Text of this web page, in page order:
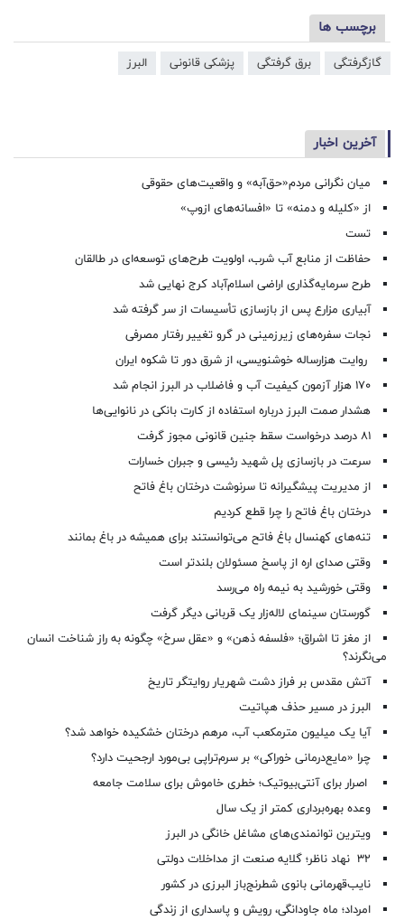
برچسب ها
گازگرفتگی برق گرفتگی پزشکی قانونی البرز
آخرین اخبار
میان نگرانی مردم«حق‌آبه» و واقعیت‌های حقوقی
از «کلیله و دمنه» تا «افسانه‌های ازوپ»
تست
حفاظت از منابع آب شرب، اولویت طرح‌های توسعه‌ای در طالقان
طرح سرمایه‌گذاری اراضی اسلام‌آباد کرج نهایی شد
آبیاری مزارع پس از بازسازی تأسیسات از سر گرفته شد
نجات سفره‌های زیرزمینی در گرو تغییر رفتار مصرفی
روایت هزارساله خوشنویسی، از شرق دور تا شکوه ایران
۱۷۰ هزار آزمون کیفیت آب و فاضلاب در البرز انجام شد
هشدار صمت البرز درباره استفاده از کارت بانکی در نانوایی‌ها
۸۱ درصد درخواست‌ سقط جنین قانونی مجوز گرفت
سرعت در بازسازی پل شهید رئیسی و جبران خسارات
از مدیریت پیشگیرانه تا سرنوشت درختان باغ فاتح
درختان باغ فاتح را چرا قطع کردیم
تنه‌های کهنسال باغ فاتح می‌توانستند برای همیشه در باغ بمانند
وقتی صدای اره از پاسخ مسئولان بلندتر است
وقتی خورشید به نیمه راه می‌رسد
گورستان سینمای لاله‌زار یک قربانی دیگر گرفت
از مغز تا اشراق؛ «فلسفه ذهن» و «عقل سرخ» چگونه به راز شناخت انسان
می‌نگرند؟
آتش مقدس بر فراز دشت شهریار روایتگر تاریخ
البرز در مسیر حذف هپاتیت
آیا یک میلیون مترمکعب آب، مرهم درختان خشکیده خواهد شد؟
چرا «مایع‌درمانی خوراکی» بر سرم‌تراپی بی‌مورد ارجحیت دارد؟
اصرار برای آنتی‌بیوتیک؛ خطری خاموش برای سلامت جامعه
وعده بهره‌برداری کمتر از یک سال
ویترین توانمندی‌های مشاغل خانگی در البرز
۳۲ نهاد ناظر؛ گلایه صنعت از مداخلات دولتی
نایب‌قهرمانی بانوی شطرنج‌باز البرزی در کشور
امرداد؛ ماه جاودانگی، رویش و پاسداری از زندگی